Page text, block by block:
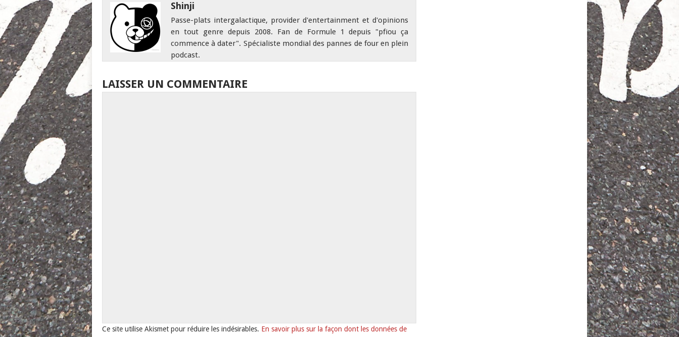
Shinji
Passe-plats intergalactique, provider d'entertainment et d'opinions
en tout genre depuis 2008. Fan de Formule 1 depuis "pfiou ça
commence à dater". Spécialiste mondial des pannes de four en plein
podcast.
LAISSER UN COMMENTAIRE
Ce site utilise Akismet pour réduire les indésirables. En savoir plus sur la façon dont les données de